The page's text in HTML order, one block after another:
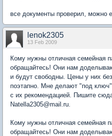
все документы проверил, можно
lenok2305
13 Feb 2009
Кому нужны отличная семейная
обращайтесь! Они нам
и будут свободны. Цены у них
поэтапно. Мне делают "под
с их рекомендацией. Пишите
Natella2305@mail.ru.
Кому нужны отличная семейная
обращайтесь! Они нам